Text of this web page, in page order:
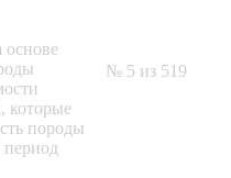
основе
которые
породы
№ 5 из 519